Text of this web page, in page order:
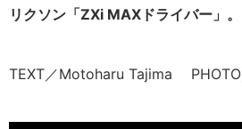
リクソン 「ZXi MAXドライバー」。
TEXT／Motoharu Tajima